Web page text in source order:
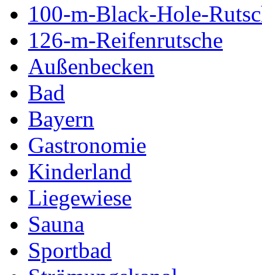
100-m-Black-Hole-
126-m-Reifenrutsche
Außenbecken
Bad
Bayern
Gastronomie
Kinderland
Liegewiese
Sauna
Sportbad